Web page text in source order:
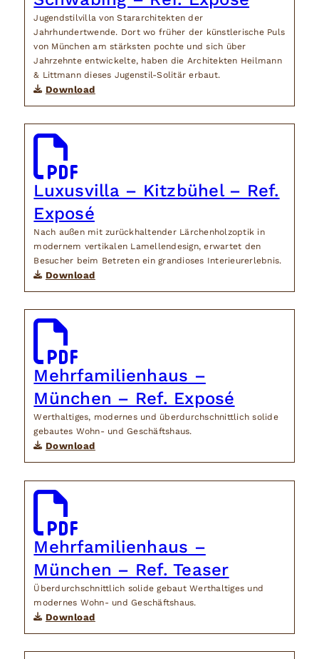
Jugendstilvilla von Stararchitekten der
Jahrhundertwende. Dort wo früher der künstlerische Puls
von München am stärksten pochte und sich über
Jahrzehnte entwickelte, haben die Architekten Heilmann
& Littmann dieses Jugenstil-Solitär erbaut.
Download
Luxusvilla – Kitzbühel – Ref.
Exposé
Nach außen mit zurückhaltender Lärchenholzoptik in
modernem vertikalen Lamellendesign, erwartet den
Besucher beim Betreten ein grandioses Interieurerlebnis.
Download
Mehrfamilienhaus –
München – Ref. Exposé
Werthaltiges, modernes und überdurchschnittlich solide
gebautes Wohn- und Geschäftshaus.
Download
Mehrfamilienhaus –
München – Ref. Teaser
Überdurchschnittlich solide gebaut Werthaltiges und
modernes Wohn- und Geschäftshaus.
Download